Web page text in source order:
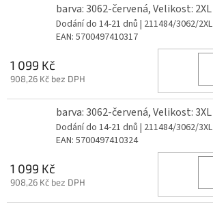
barva: 3062-červená, Velikost: 2XL
Dodání do 14-21 dnů | 211484/3062/2XL
EAN: 5700497410317
1 099 Kč
908,26 Kč bez DPH
barva: 3062-červená, Velikost: 3XL
Dodání do 14-21 dnů | 211484/3062/3XL
EAN: 5700497410324
1 099 Kč
908,26 Kč bez DPH